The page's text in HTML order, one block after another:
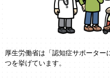
厚生労働省は「認知症サポーター
つを挙げています。